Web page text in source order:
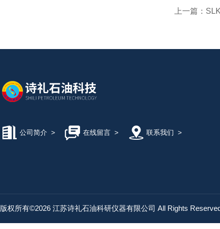
上一篇：
公司简介 > 在线留言> 联系我们 >
版权所有©2026 江苏诗礼石油科研仪器有限公司 All Rights